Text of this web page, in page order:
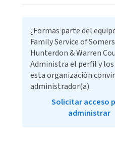
¿Formas parte del
Family Service of
Hunterdon & Warren
Administra el perfil y los
esta organización
administrador(a).
Solicitar acceso
administrar